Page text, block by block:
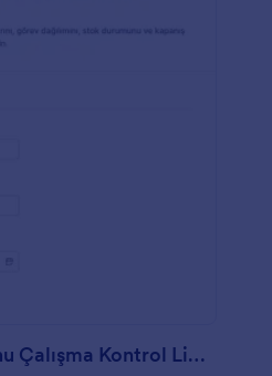
Eczane Hafta Sonu Çalışma Kontrol Listesi Formu